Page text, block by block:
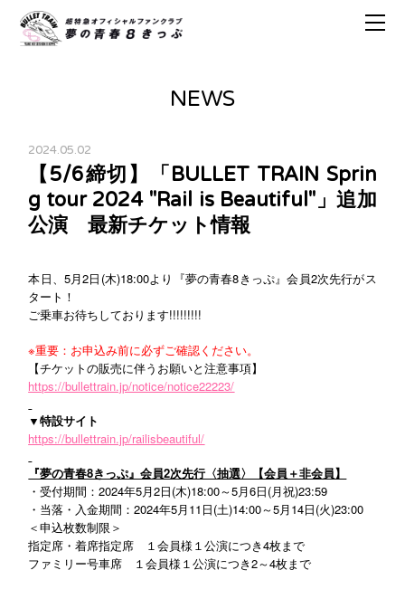
NEWS
2024.05.02
【5/6締切】「BULLET TRAIN Sprin
g tour 2024 "Rail is Beautiful"」追加
公演 最新チケット情報
本日、5月2日(木)18:00より『夢の青春8きっぷ』会員2次先行がス
タート！
ご乗車お待ちしております!!!!!!!!!
※重要：お申込み前に必ずご確認ください。
【チケットの販売に伴うお願いと注意事項】
https://bullettrain.jp/notice/notice22223/
▼特設サイト
https://bullettrain.jp/railisbeautiful/
『夢の青春8きっぷ』会員2次先行〈抽選〉【会員＋非会員】
・受付期間：2024年5月2日(木)18:00～5月6日(月祝)23:59
・当落・入金期間：2024年5月11日(土)14:00～5月14日(火)23:00
＜申込枚数制限＞
指定席・着席指定席 １会員様１公演につき4枚まで
ファミリー号車席 １会員様１公演につき2～4枚まで